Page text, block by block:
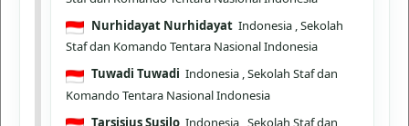
Nurhidayat Nurhidayat Indonesia , Sekolah
Staf dan Komando Tentara Nasional Indonesia
Tuwadi Tuwadi Indonesia , Sekolah Staf dan
Komando Tentara Nasional Indonesia
Tarsisius Susilo Indonesia , Sekolah Staf dan